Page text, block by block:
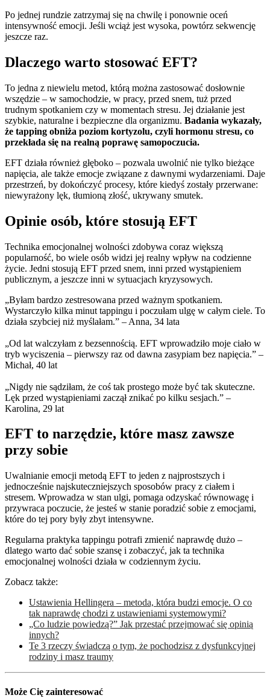
Po jednej rundzie zatrzymaj się na chwilę i ponownie oceń
intensywność emocji. Jeśli wciąż jest wysoka, powtórz sekwencję
jeszcze raz.
Dlaczego warto stosować EFT?
To jedna z niewielu metod, którą można zastosować dosłownie
wszędzie – w samochodzie, w pracy, przed snem, tuż przed
trudnym spotkaniem czy w momentach stresu. Jej działanie jest
szybkie, naturalne i bezpieczne dla organizmu. Badania wykazały,
że tapping obniża poziom kortyzolu, czyli hormonu stresu, co
przekłada się na realną poprawę samopoczucia.
EFT działa również głęboko – pozwala uwolnić nie tylko bieżące
napięcia, ale także emocje związane z dawnymi wydarzeniami. Daje
przestrzeń, by dokończyć procesy, które kiedyś zostały przerwane:
niewyrażony lęk, tłumioną złość, ukrywany smutek.
Opinie osób, które stosują EFT
Technika emocjonalnej wolności zdobywa coraz większą
popularność, bo wiele osób widzi jej realny wpływ na codzienne
życie. Jedni stosują EFT przed snem, inni przed wystąpieniem
publicznym, a jeszcze inni w sytuacjach kryzysowych.
„Byłam bardzo zestresowana przed ważnym spotkaniem.
Wystarczyło kilka minut tappingu i poczułam ulgę w całym ciele. To
działa szybciej niż myślałam.” – Anna, 34 lata
„Od lat walczyłam z bezsennością. EFT wprowadziło moje ciało w
tryb wyciszenia – pierwszy raz od dawna zasypiam bez napięcia.” –
Michał, 40 lat
„Nigdy nie sądziłam, że coś tak prostego może być tak skuteczne.
Lęk przed wystąpieniami zaczął znikać po kilku sesjach.” –
Karolina, 29 lat
EFT to narzędzie, które masz zawsze
przy sobie
Uwalnianie emocji metodą EFT to jeden z najprostszych i
jednocześnie najskuteczniejszych sposobów pracy z ciałem i
stresem. Wprowadza w stan ulgi, pomaga odzyskać równowagę i
przywraca poczucie, że jesteś w stanie poradzić sobie z emocjami,
które do tej pory były zbyt intensywne.
Regularna praktyka tappingu potrafi zmienić naprawdę dużo –
dlatego warto dać sobie szansę i zobaczyć, jak ta technika
emocjonalnej wolności działa w codziennym życiu.
Zobacz także:
Ustawienia Hellingera – metoda, która budzi emocje. O co
tak naprawdę chodzi z ustawieniami systemowymi?
„Co ludzie powiedzą?” Jak przestać przejmować się opinią
innych?
Te 3 rzeczy świadczą o tym, że pochodzisz z dysfunkcyjnej
rodziny i masz traumy
Może Cię zainteresować